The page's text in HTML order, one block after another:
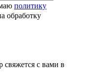
политику
обработку
с вами в